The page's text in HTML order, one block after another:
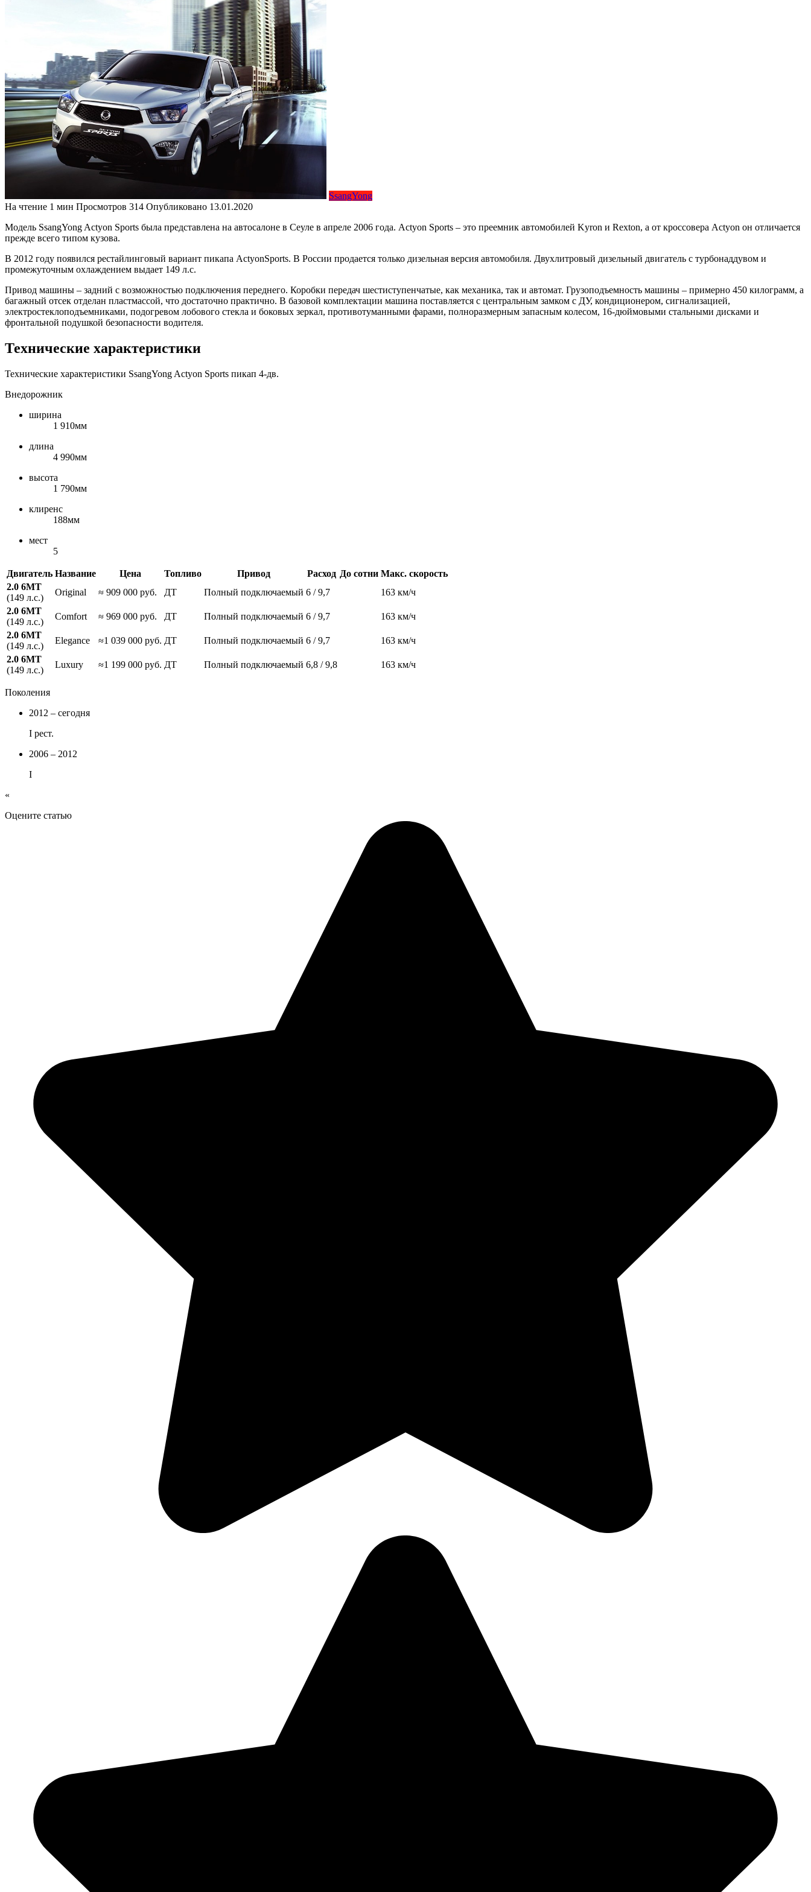
SsangYong
На чтение 1 мин Просмотров 314 Опубликовано 13.01.2020
Модель SsangYong Actyon Sports была представлена на автосалоне в Сеуле в апреле 2006 года. Actyon Sports – это преемник автомобилей Kyron и Rexton, а от кроссовера Actyon он отличается
прежде всего типом кузова.
В 2012 году появился рестайлинговый вариант пикапа ActyonSports. В России продается только дизельная версия автомобиля. Двухлитровый дизельный двигатель с турбонаддувом и
промежуточным охлаждением выдает 149 л.с.
Привод машины – задний с возможностью подключения переднего. Коробки передач шестиступенчатые, как механика, так и автомат. Грузоподъемность машины – примерно 450 килограмм, а
багажный отсек отделан пластмассой, что достаточно практично. В базовой комплектации машина поставляется с центральным замком с ДУ, кондиционером, сигнализацией,
электростеклоподъемниками, подогревом лобового стекла и боковых зеркал, противотуманными фарами, полноразмерным запасным колесом, 16-дюймовыми стальными дисками и
фронтальной подушкой безопасности водителя.
Технические характеристики
Технические характеристики SsangYong Actyon Sports пикап 4-дв.
Внедорожник
ширина
1 910мм
длина
4 990мм
высота
1 790мм
клиренс
188мм
мест
5
Двигатель Название Цена Топливо Привод Расход До сотни Макс. скорость
2.0 6MT
(149 л.с.)
Original ≈ 909 000 руб. ДТ Полный подключаемый 6 / 9,7
163 км/ч
2.0 6MT
(149 л.с.)
Comfort ≈ 969 000 руб. ДТ Полный подключаемый 6 / 9,7
163 км/ч
2.0 6MT
(149 л.с.)
Elegance ≈1 039 000 руб. ДТ Полный подключаемый 6 / 9,7
163 км/ч
2.0 6MT
(149 л.с.)
Luxury ≈1 199 000 руб. ДТ Полный подключаемый 6,8 / 9,8 163 км/ч
Поколения
2012 – сегодня
I рест.
2006 – 2012
I
«
Оцените статью